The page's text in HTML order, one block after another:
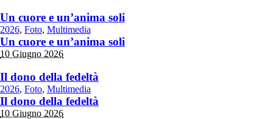
Un cuore e un’anima soli
2026, Foto, Multimedia
Un cuore e un’anima soli
10 Giugno 2026
Il dono della fedeltà
2026, Foto, Multimedia
Il dono della fedeltà
10 Giugno 2026